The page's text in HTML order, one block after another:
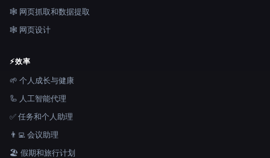
🕸️ 网页抓取和数据提取
🕸 网页设计
⚡效率
🌱 个人成长与健康
🦾 人工智能代理
✅ 任务和个人助理
👨‍💻 会议助理
🏖 假期和旅行计划